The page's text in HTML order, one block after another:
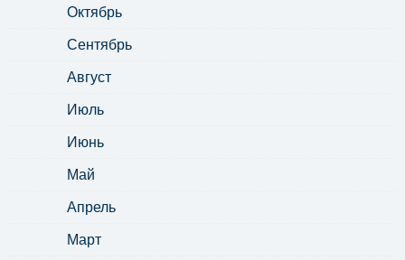
Октябрь
Сентябрь
Август
Июль
Июнь
Май
Апрель
Март